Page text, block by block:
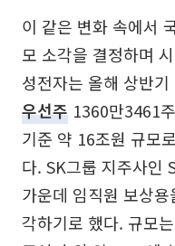
이 같은 변화 속에서
모 소각을 결정하며
성전자는 올해 상반
우선주 1360만3461
기준 약 16조원 규모
다. SK그룹 지주사인
가운데 임직원 보상
각하기로 했다. 규모